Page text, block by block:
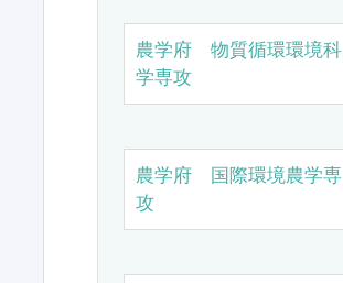
農学府 物質循環環境科
学専攻
農学府 国際環境農学専
攻